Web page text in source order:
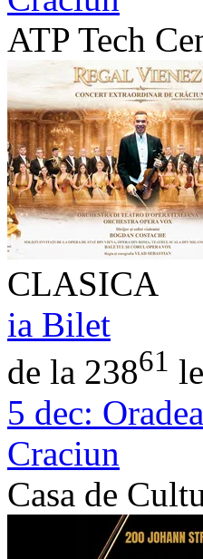
ATP Tech
CLASICA
ia Bilet
de la 23861
5 dec:
Craciun
Casa de